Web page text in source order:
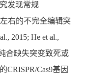
发现常规
右的不完全编辑突
2015; He et al.,
合缺失突变致死或
CRISPR/Cas9基因